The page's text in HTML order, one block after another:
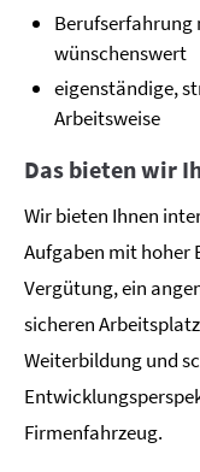
wünschenswert
eigenständige,
Arbeitsweise
Das bieten wir
Wir bieten Ihnen
Aufgaben mit
Vergütung, ein
sicheren
Weiterbildung und
Firmenfahrzeug.